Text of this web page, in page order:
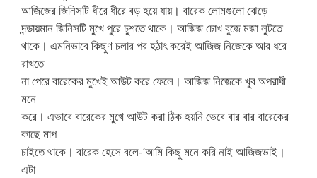
আজিজের জিনিসটি ধীরে ধীরে বড় হয়ে যায়। বারেক লোমগুলো ঝেড়ে
দন্ডায়মান জিনিসটি মুখে পুরে চুশতে থাকে। আজিজ চোখ বুজে মজা লুটতে
থাকে। এমনিভাবে কিছুণ চলার পর হঠাৎ করেই আজিজ নিজেকে আর ধরে
রাখতে
না পেরে বারেকের মুখেই আউট করে ফেলে। আজিজ নিজেকে খুব অপরাধী
মনে
করে। এভাবে বারেকের মুখে আউট করা ঠিক হয়নি ভেবে বার বার বারেকের
কাছে মাপ
চাইতে থাকে। বারেক হেসে বলে-‘আমি কিছু মনে করি নাই আজিজভাই।
এটা